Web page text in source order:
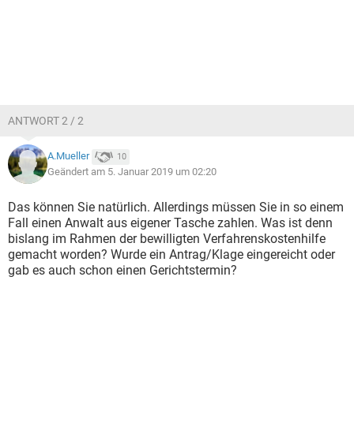
ANTWORT 2 / 2
A.Mueller 10
Geändert am 5. Januar 2019 um 02:20
Das können Sie natürlich. Allerdings müssen Sie in so einem
Fall einen Anwalt aus eigener Tasche zahlen. Was ist denn
bislang im Rahmen der bewilligten Verfahrenskostenhilfe
gemacht worden? Wurde ein Antrag/Klage eingereicht oder
gab es auch schon einen Gerichtstermin?